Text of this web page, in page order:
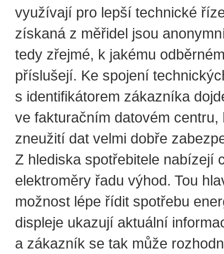
využívají pro lepší technické
získaná z měřidel jsou
tedy zřejmé, k jakému
příslušejí. Ke spojení
s identifikátorem zákazníka
ve fakturačním datovém centru,
zneužití dat velmi dobře
Z hlediska spotřebitele nabízejí
elektroměry řadu výhod. Tou
možnost lépe řídit spotřebu
displeje ukazují aktuální
a zákazník se tak může